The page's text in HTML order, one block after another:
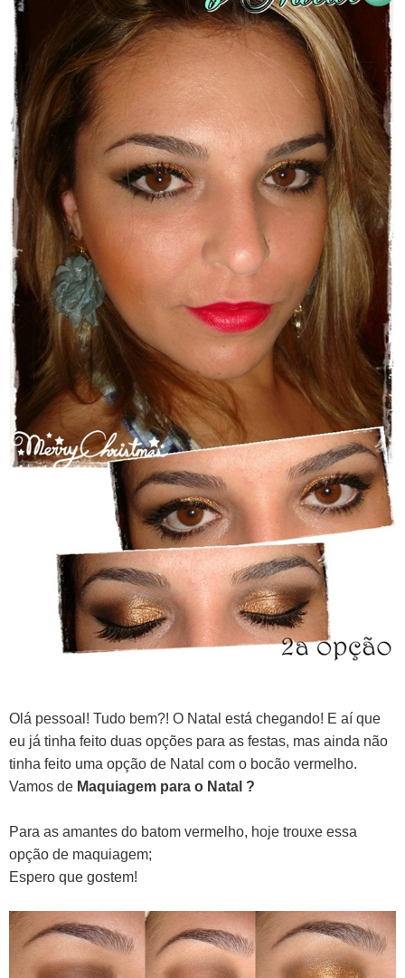
Olá pessoal! Tudo bem?! O Natal está chegando! E aí que
eu já tinha feito duas opções para as festas, mas ainda não
tinha feito uma opção de Natal com o bocão vermelho.
Vamos de Maquiagem para o Natal ?
Para as amantes do batom vermelho, hoje trouxe essa
opção de maquiagem;
Espero que gostem!